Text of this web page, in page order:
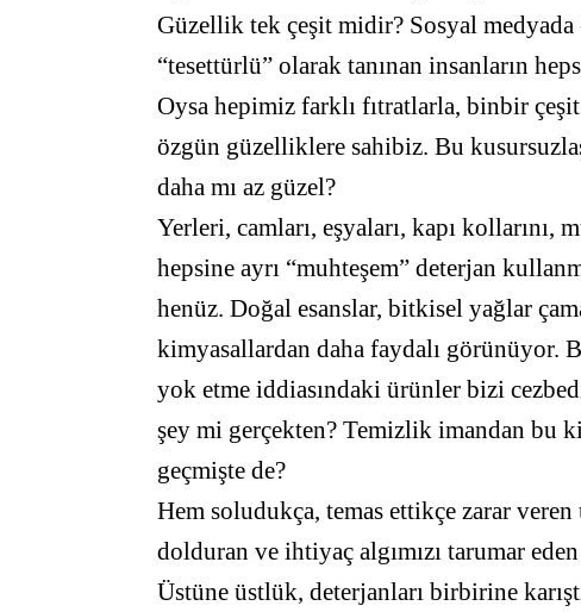
Güzellik tek çeşit midir? Sosyal
“tesettürlü” olarak tanınan insanların
Oysa hepimiz farklı fıtratlarla, binbir
özgün güzelliklere sahibiz. Bu
daha mı az güzel?
Yerleri, camları, eşyaları, kapı kollarını,
hepsine ayrı “muhteşem” deterjan
henüz. Doğal esanslar, bitkisel yağlar
kimyasallardan daha faydalı görünüyor.
yok etme iddiasındaki ürünler bizi
şey mi gerçekten? Temizlik imandan bu
geçmişte de?
Hem soludukça, temas ettikçe zarar veren
dolduran ve ihtiyaç algımızı tarumar
Üstüne üstlük, deterjanları birbirine